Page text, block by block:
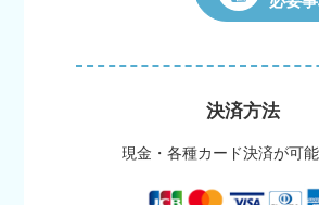
決済方法
現金・各種カード決済が可能